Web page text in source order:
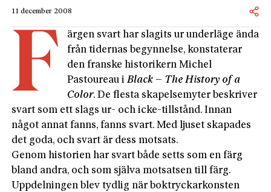
11 december 2008
F
ärgen svart har slagits ur underläge ända
från tidernas begynnelse, konstaterar
den franske historikern Michel
Pastoureau iBlack – The History of a
Color. De flesta skapelsemyter beskriver
svart som ett slags ur- och icke-tillstånd. Innan
något annat fanns, fanns svart. Med ljuset skapades
det goda, och svart är dess motsats.
Genom historien har svart både setts som en färg
bland andra, och som själva motsatsen till färg.
Uppdelningen blev tydlig när boktryckarkonsten